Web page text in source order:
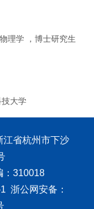
理学 ，博士研究生
大学
省杭州市下沙
310018
浙公网安备：